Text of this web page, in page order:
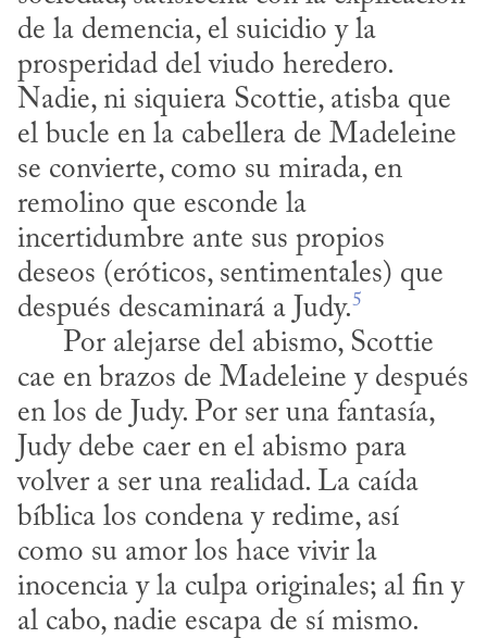
de la demencia, el suicidio y la
prosperidad del viudo heredero.
Nadie, ni siquiera Scottie, atisba que
el bucle en la cabellera de Madeleine
se convierte, como su mirada, en
remolino que esconde la
incertidumbre ante sus propios
deseos (eróticos, sentimentales) que
después descaminará a Judy.5
cae en brazos de Madeleine y después
en los de Judy. Por ser una fantasía,
Judy debe caer en el abismo para
volver a ser una realidad. La caída
bíblica los condena y redime, así
como su amor los hace vivir la
inocencia y la culpa originales; al fin y
al cabo, nadie escapa de sí mismo.